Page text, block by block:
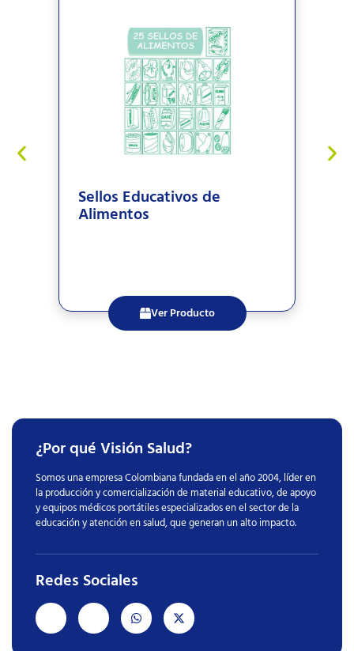
Sellos Educativos de
Alimentos
Ver Producto
¿Por qué Visión Salud?
Somos una empresa Colombiana fundada en el año 2004, líder en
la producción y comercialización de material educativo, de apoyo
y equipos médicos portátiles especializados en el sector de la
educación y atención en salud, que generan un alto impacto.
Redes Sociales